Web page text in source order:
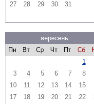
27
28 29 30 31
вересень
Пн
Вт Ср Чт Пт Сб
1
3
4 5 6 7 8
10
11 12 13 14 15
17
18 19 20 21 22